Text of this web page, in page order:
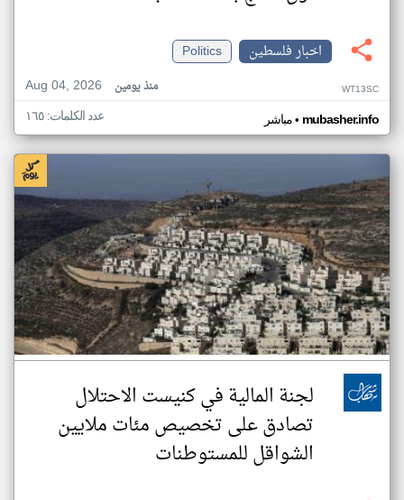
اخبار فلسطين
Politics
Aug 04, 2026
منذ يومين WT13SC
مباشر• mubasher.info عدد الكلمات: ١٦٥
لجنة المالية في كنيست الاحتلال
تصادق على تخصيص مئات ملايين
الشواقل للمستوطنات